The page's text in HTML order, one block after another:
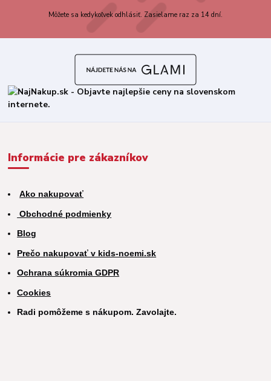
Môžete sa kedykoľvek odhlásiť. Zasielame raz za 14 dní.
Informácie pre zákazníkov
Ako nakupovať
Obchodné podmienky
Blog
Prečo nakupovať v kids-noemi.sk
Ochrana súkromia GDPR
Cookies
Radi pomôžeme s nákupom. Zavolajte.